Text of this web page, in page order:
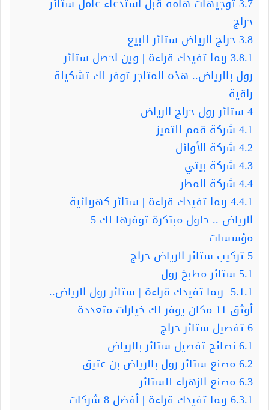
حراج
3.8حراج الرياض ستائر للبيع
3.8.1 ربما تفيدك قراءة | وين احصل ستائر
رول بالرياض.. هذه المتاجر توفر لك تشكيلة
راقية
4 ستائر رول حراج الرياض
4.1 شركة قمم للتميز
4.2 شركة الأوائل
4.3 شركة بيتي
4.4 شركة المطر
4.4.1 ربما تفيدك قراءة | ستائر كهربائية
الرياض .. حلول مبتكرة توفرها لك 5
مؤسسات
5 تركيب ستائر الرياض حراج
5.1 ستائر مطبخ رول
5.1.1 ربما تفيدك قراءة | ستائر رول الرياض..
أوثق 11 مكان يوفر لك خيارات متعددة
6تفصيل ستائر حراج
6.1 نصائح تفصيل ستائر بالرياض
6.2مصنع ستائر رول بالرياض بن عتيق
6.3مصنع الزهراء للستائر
6.3.1
ربما تفيدك قراءة | أفضل 8 شركات